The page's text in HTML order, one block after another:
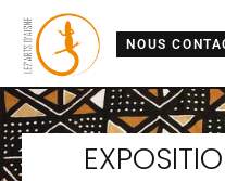
NOUS